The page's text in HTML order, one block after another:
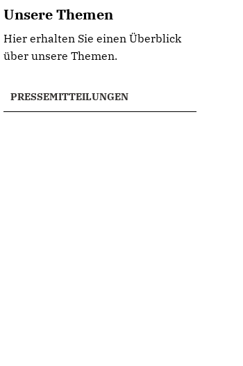
Unsere Themen
Hier erhalten Sie einen Überblick
über unsere Themen.
PRESSEMITTEILUNGEN